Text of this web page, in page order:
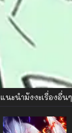
แนะนำมังงะเรื่องอื่นๆ